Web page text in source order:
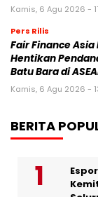
Kamis, 6 Agu 2026 -
Pers Rilis
Fair Finance
Hentikan
Batu Bara di
Kamis, 6 Agu 2026 -
BERITA